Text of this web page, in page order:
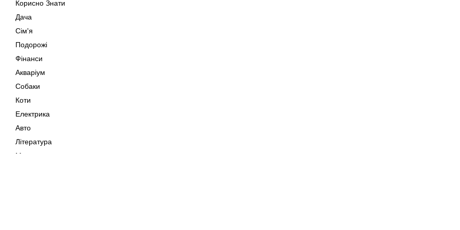
Корисно Знати
Дача
Сім'я
Подорожі
Фінанси
Акваріум
Собаки
Коти
Електрика
Авто
Література
Музика